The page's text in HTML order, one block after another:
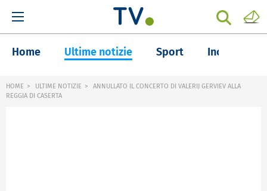
Home Ultime notizie Sport Inchieste
HOME ULTIME NOTIZIE
ANNULLATO IL CONCERTO DI VALERIJ GERVIEV ALLA
REGGIA DI CASERTA